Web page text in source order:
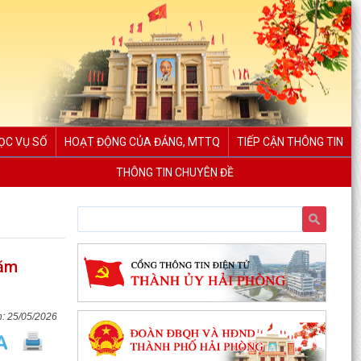
VỤ SỐ HOẠT ĐỘNG CỦA ĐẢNG, MTTQ TIẾP CẬN THÔNG TIN
THÔNG TIN CHUYÊN ĐỀ
25/05/2026